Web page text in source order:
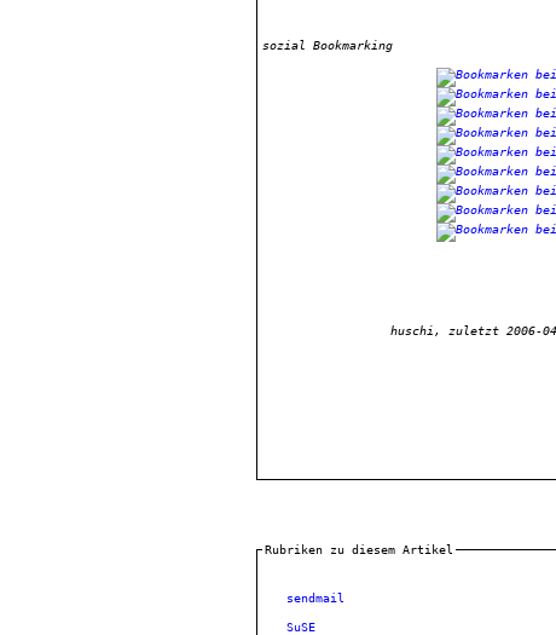
sozial Bookmarking
huschi, zuletzt
Rubriken zu diesem Artikel
sendmail
SuSE